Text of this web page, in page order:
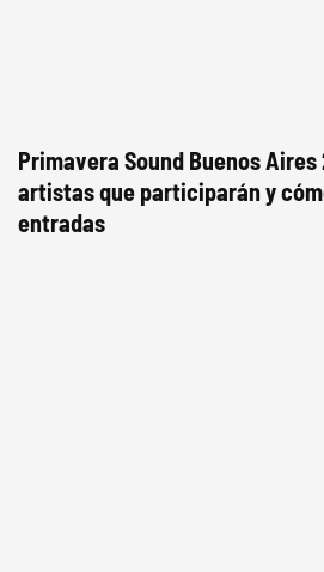
Primavera Sound Buenos
artistas que participarán y
entradas